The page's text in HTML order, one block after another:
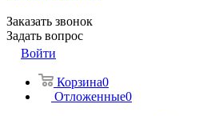
Заказать звонок
Задать вопрос
Войти
Корзина0
Отложенные0